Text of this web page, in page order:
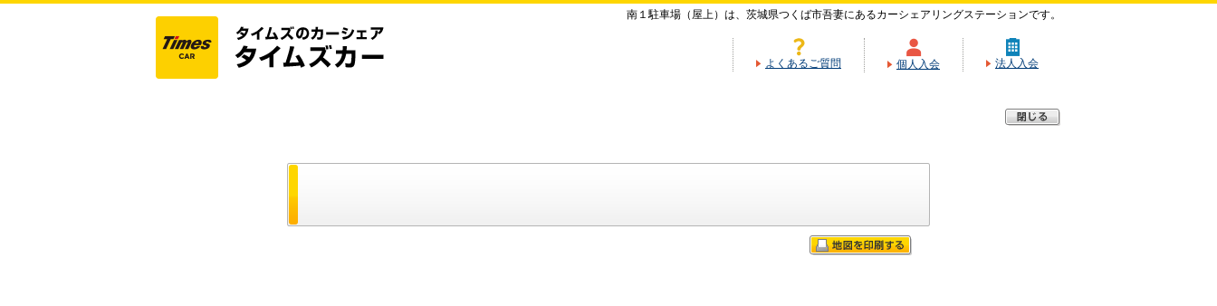
南１駐車場（屋上）は、茨城県つくば市吾妻にあるカーシェアリングステーションです。
よくあるご質問 個人入会 法人入会